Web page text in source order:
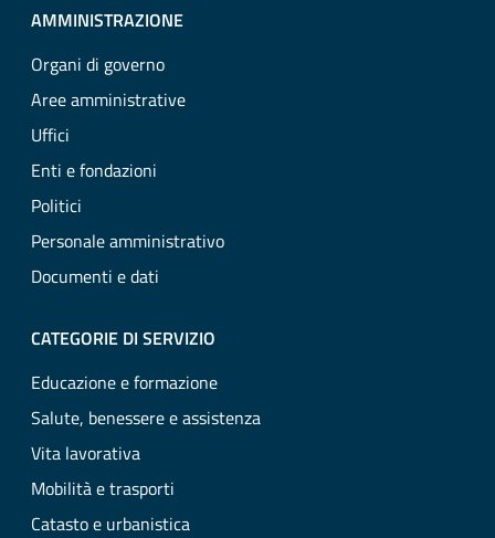
AMMINISTRAZIONE
Organi di governo
Aree amministrative
Uffici
Enti e fondazioni
Politici
Personale amministrativo
Documenti e dati
CATEGORIE DI SERVIZIO
Educazione e formazione
Salute, benessere e assistenza
Vita lavorativa
Mobilità e trasporti
Catasto e urbanistica